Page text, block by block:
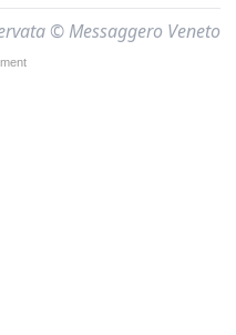
© Messaggero Veneto